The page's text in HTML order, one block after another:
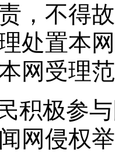
，不得
处置本
网受理
积极参
网侵权